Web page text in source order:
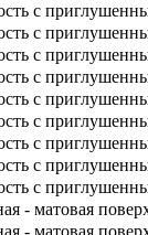
с
с
с
с
с
с
с
с
с
- матовая